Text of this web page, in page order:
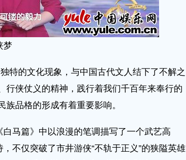
梦
特的文化现象，与中国古代文人结下了不解之
行侠仗义的精神，践行着我们千百年来奉行的
品格的形成有着重要影响。
马篇》中以浪漫的笔调描写了一个武艺高
不仅突破了市井游侠“不轨于正义”的狭隘英雄